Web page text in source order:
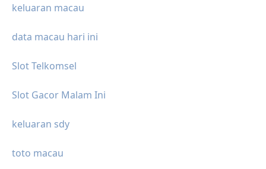
keluaran macau
data macau hari ini
Slot Telkomsel
Slot Gacor Malam Ini
keluaran sdy
toto macau